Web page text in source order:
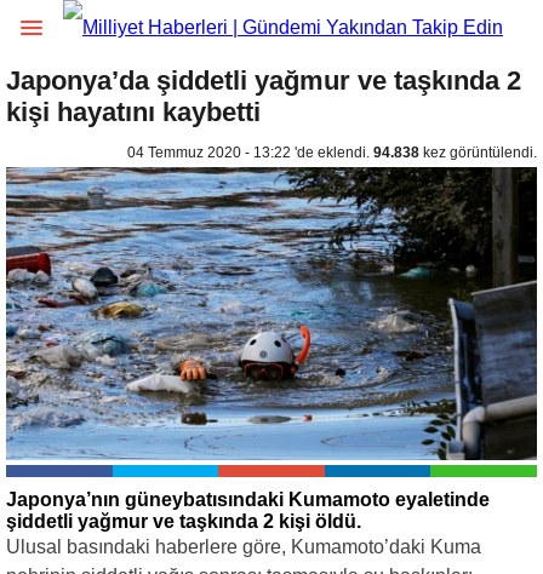
Japonya’da şiddetli yağmur ve taşkında 2
kişi hayatını kaybetti
04 Temmuz 2020 - 13:22 'de eklendi. 94.838 kez görüntülendi.
Japonya’nın güneybatısındaki Kumamoto eyaletinde
şiddetli yağmur ve taşkında 2 kişi öldü.
Ulusal basındaki haberlere göre, Kumamoto’daki Kuma